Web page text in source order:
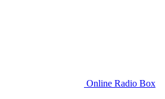
Online Radio Box